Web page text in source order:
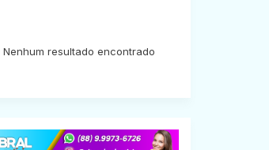
Nenhum resultado encontrado